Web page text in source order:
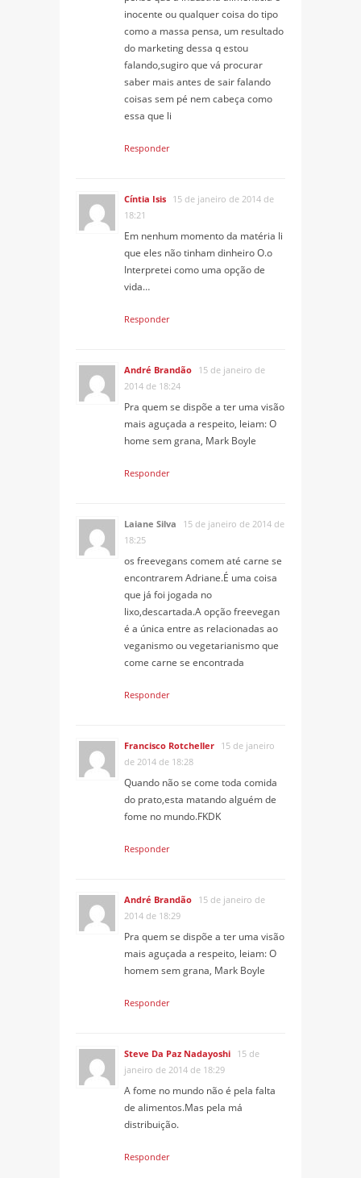
inocente ou qualquer coisa do tipo
como a massa pensa, um resultado
do marketing dessa q estou
falando,sugiro que vá procurar
saber mais antes de sair falando
coisas sem pé nem cabeça como
essa que li
Responder
Cíntia Isis 15 de janeiro de 2014 de
18:21
Em nenhum momento da matéria li
que eles não tinham dinheiro O.o
Interpretei como uma opção de
vida…
Responder
André Brandão 15 de janeiro de
2014 de 18:24
Pra quem se dispõe a ter uma visão
mais aguçada a respeito, leiam: O
home sem grana, Mark Boyle
Responder
Laiane Silva
15 de janeiro de 2014 de
18:25
os freevegans comem até carne se
encontrarem Adriane.É uma coisa
que já foi jogada no
lixo,descartada.A opção freevegan
é a única entre as relacionadas ao
veganismo ou vegetarianismo que
come carne se encontrada
Responder
Francisco Rotcheller 15 de janeiro
de 2014 de 18:28
Quando não se come toda comida
do prato,esta matando alguém de
fome no mundo.FKDK
Responder
André Brandão 15 de janeiro de
2014 de 18:29
Pra quem se dispõe a ter uma visão
mais aguçada a respeito, leiam: O
homem sem grana, Mark Boyle
Responder
Steve Da Paz Nadayoshi 15 de
janeiro de 2014 de 18:29
A fome no mundo não é pela falta
de alimentos.Mas pela má
distribuição.
Responder